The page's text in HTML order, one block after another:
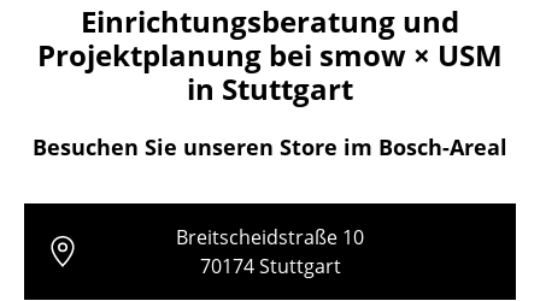
Einrichtungsberatung
Referenzen
Düsseldorf
Einrichtungsberatung und
Projektplanung bei smow × USM
in Stuttgart
Besuchen Sie unseren Store im Bosch-Areal
Breitscheidstraße 10
70174 Stuttgart